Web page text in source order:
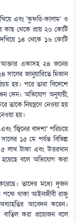
এবং ‘কুফরি-কালাম’ ও
কাছ থেকে প্রায় ২০ কোটি
১৪ থেকে ১৬ কোটি
আক্তার একাসহ ২৪ জনের
সালের জানুয়ারিতে মিজান
হয়। পরে তারা বিদেশে
দেন। অভিযোগ অনুযায়ী,
তাকে নিয়ন্ত্রণে নেওয়া হয়
হয়।
‘জ্বিনের বাদশা’ পরিচয়ে
১৫ মে পর্যন্ত বিভিন্ন
লাখ টাকা এবং উত্তরখান
বলে অভিযোগ করা
তাদের মধ্যে দুজন
থাকা আইনজীবী রাজু
আবেদন করেন।
করা প্রয়োজন বলে